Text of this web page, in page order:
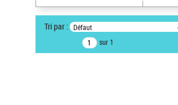
Statut de la notice d’autorité
Notice élémentaire
Type de notice d'autorité
Tri par : Défaut
sur 1